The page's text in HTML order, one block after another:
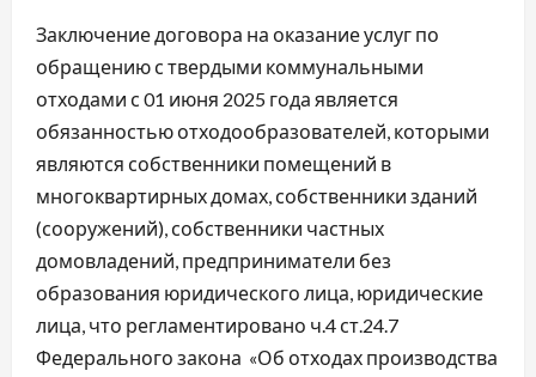
Заключение договора на оказание услуг по
обращению с твердыми коммунальными
отходами с 01 июня 2025 года является
обязанностью отходообразователей, которыми
являются собственники помещений в
многоквартирных домах, собственники зданий
(сооружений), собственники частных
домовладений, предприниматели без
образования юридического лица, юридические
лица, что регламентировано ч.4 ст.24.7
Федерального закона «Об отходах производства